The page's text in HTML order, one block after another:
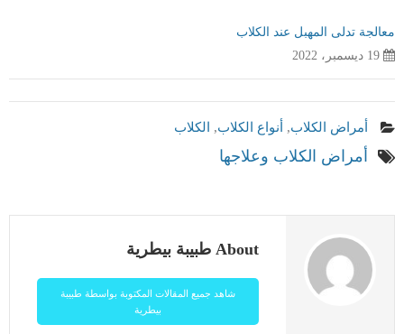
معالجة تدلى المهبل عند الكلاب
19 ديسمبر، 2022
أمراض الكلاب, أنواع الكلاب, الكلاب
أمراض الكلاب وعلاجها
About طبيبة بيطرية
شاهد جميع المقالات المكتوبة بواسطة طبيبة
بيطرية